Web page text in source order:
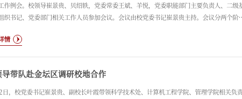
作例会。校领导崔景贵、贝绍轶，党委常委王斌、羊悦，党委职能部门主要负责人、二级
织书记、党委部门相关工作人员参加会议。会议由校党委书记崔景贵主持。会议分两个阶
绍轶传达中央和省委党的建设工作领导小组文件和会议精神。相关职能部门负责人及部分二
情
带队赴金坛区调研校地合作
日，校党委书记崔景贵、副校长叶霞带领科学技术处、计算机工程学院、管理学院相关负